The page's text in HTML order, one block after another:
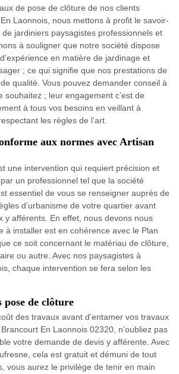
de pose de clôture de nos clients
Laonnois, nous mettons à profit le savoir-
jardiniers paysagistes professionnels et
à souligner que notre société dispose
en matière de jardinage et
; ce qui signifie que nos prestations de
qualité. Vous pouvez demander conseil à
souhaitez ; leur engagement c’est de
à tous vos besoins en veillant à
les règles de l’art.
aux normes avec Artisan
une intervention qui requiert précision et
un professionnel tel que la société
essentiel de vous se renseigner auprès de
d’urbanisme de votre quartier avant
y afférents. En effet, nous devons nous
à installer est en cohérence avec le Plan
ce soit concernant le matériau de clôture,
ou autre. Avec nos paysagistes à
chaque intervention se fera selon les
de clôture
des travaux avant d’entamer vos travaux
En Laonnois 02320, n’oubliez pas
votre demande de devis y afférente. Avec
cela est gratuit et démuni de tout
vous aurez le privilège de tenir en main